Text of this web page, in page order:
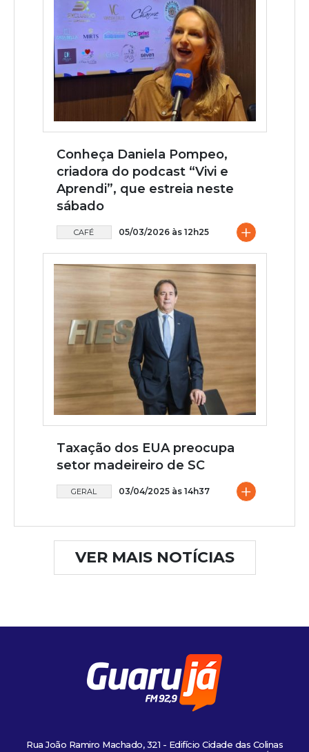
Conheça Daniela Pompeo,
criadora do podcast “Vivi e
Aprendi”, que estreia neste
sábado
CAFÉ 05/03/2026 às 12h25 +
Taxação dos EUA preocupa
setor madeireiro de SC
GERAL 03/04/2025 às 14h37 +
VER MAIS NOTÍCIAS
Rua João Ramiro Machado, 321 - Edifício Cidade das Colinas